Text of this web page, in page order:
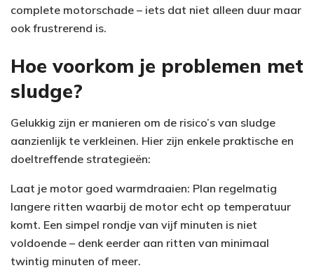
complete motorschade – iets dat niet alleen duur maar
ook frustrerend is.
Hoe voorkom je problemen met
sludge?
Gelukkig zijn er manieren om de risico’s van sludge
aanzienlijk te verkleinen. Hier zijn enkele praktische en
doeltreffende strategieën:
Laat je motor goed warmdraaien: Plan regelmatig
langere ritten waarbij de motor echt op temperatuur
komt. Een simpel rondje van vijf minuten is niet
voldoende – denk eerder aan ritten van minimaal
twintig minuten of meer.